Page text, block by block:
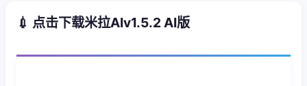
💉 点击下载米拉AIv1.5.2 AI版